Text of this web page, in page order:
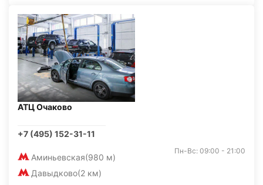
АТЦ Очаково
+7 (495) 152-31-11
Аминьевская(980 м)
Давыдково(2 км)
Пн-Вс: 09:00 - 21:00